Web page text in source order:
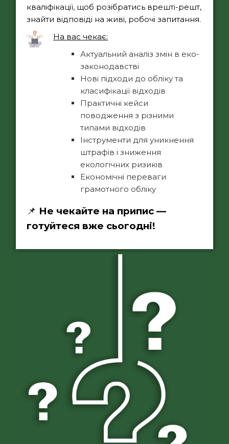
кваліфікації, щоб розібратись врешті-решт,
знайти відповіді на живі, робочі запитання.
На вас чекає:
Актуальний аналіз змін в еко-
законодавстві
Нові підходи до обліку та
класифікації відходів
Практичні кейси
поводження з різними
типами відходів
Інструменти для уникнення
штрафів і зниження
екологічних ризиків
Економічні переваги
грамотного обліку
📌 Не чекайте на припис —
готуйтеся вже сьогодні!